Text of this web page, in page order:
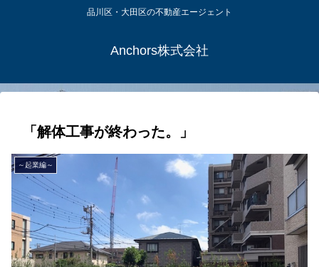
品川区・大田区の不動産エージェント
Anchors株式会社
「解体工事が終わった。」
～起業編～